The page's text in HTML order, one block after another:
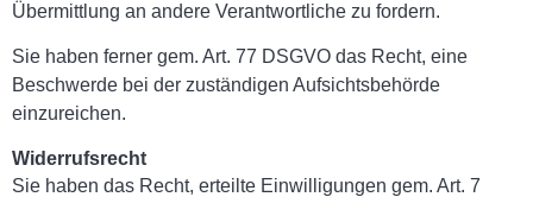
Übermittlung an andere Verantwortliche zu fordern.
Sie haben ferner gem. Art. 77 DSGVO das Recht, eine
Beschwerde bei der zuständigen Aufsichtsbehörde
einzureichen.
Widerrufsrecht
Sie haben das Recht, erteilte Einwilligungen gem. Art. 7